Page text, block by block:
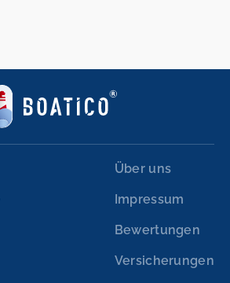
Über uns
Impressum
Bewertungen
Versicherungen